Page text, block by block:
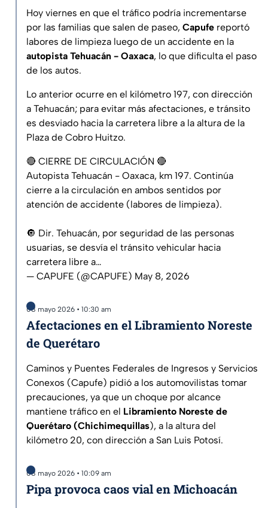
Hoy viernes en que el tráfico podría incrementarse
por las familias que salen de paseo, Capufe reportó
labores de limpieza luego de un accidente en la
autopista Tehuacán - Oaxaca, lo que dificulta el paso
de los autos.
Lo anterior ocurre en el kilómetro 197, con dirección
a Tehuacán; para evitar más afectaciones, e tránsito
es desviado hacia la carretera libre a la altura de la
Plaza de Cobro Huitzo.
🔴 CIERRE DE CIRCULACIÓN 🔴
Autopista Tehuacán - Oaxaca, km 197. Continúa
cierre a la circulación en ambos sentidos por
atención de accidente (labores de limpieza).
🔘 Dir. Tehuacán, por seguridad de las personas
usuarias, se desvía el tránsito vehicular hacia
carretera libre a…
— CAPUFE (@CAPUFE) May 8, 2026
08 mayo 2026 • 10:30 am
Afectaciones en el Libramiento Noreste
de Querétaro
Caminos y Puentes Federales de Ingresos y Servicios
Conexos (Capufe) pidió a los automovilistas tomar
precauciones, ya que un choque por alcance
mantiene tráfico en el Libramiento Noreste de
Querétaro (Chichimequillas), a la altura del
kilómetro 20, con dirección a San Luis Potosí.
08 mayo 2026 • 10:09 am
Pipa provoca caos vial en Michoacán